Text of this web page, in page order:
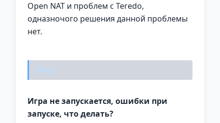
Open NAT и проблем с Teredo,
одназночого решения данной проблемы
нет.
FAQ:
Игра не запускается, ошибки при
запуске, что делать?